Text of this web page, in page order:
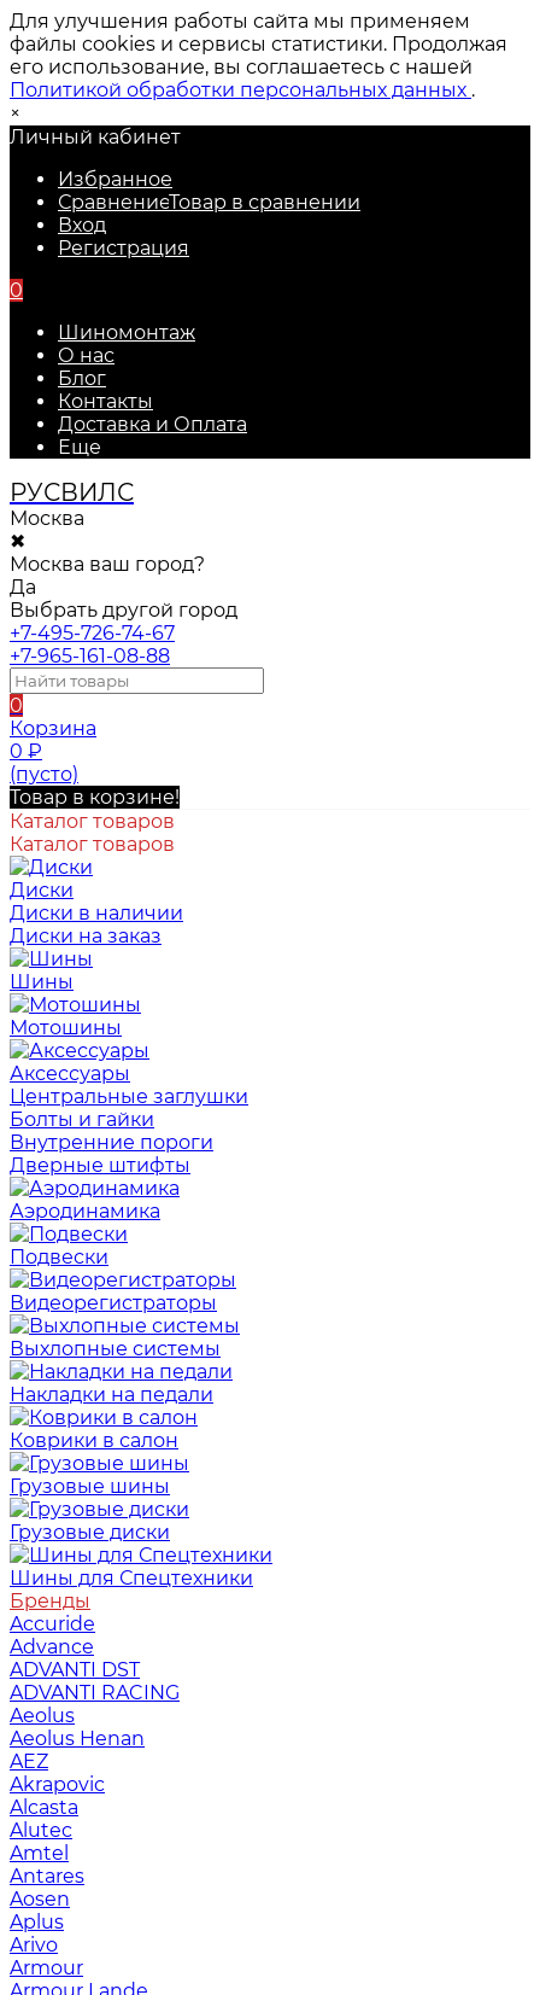
Для улучшения работы сайта мы применяем
файлы cookies и сервисы статистики. Продолжая
его использование, вы соглашаетесь с нашей
Политикой обработки персональных данных .
×
Личный кабинет
Избранное
СравнениеТовар в сравнении
Вход
Регистрация
0
Шиномонтаж
О нас
Блог
Контакты
Доставка и Оплата
Еще
РУСВИЛС
Москва
✖
Москва ваш город?
Да
Выбрать другой город
+7-495-726-74-67
+7-965-161-08-88
0
Корзина
0 ₽
(пусто)
Товар в корзине!
Каталог товаров
Каталог товаров
Диски
Диски в наличии
Диски на заказ
Шины
Мотошины
Аксессуары
Центральные заглушки
Болты и гайки
Внутренние пороги
Дверные штифты
Аэродинамика
Подвески
Видеорегистраторы
Выхлопные системы
Накладки на педали
Коврики в салон
Грузовые шины
Грузовые диски
Шины для Спецтехники
Бренды
Accuride
Advance
ADVANTI DST
ADVANTI RACING
Aeolus
Aeolus Henan
AEZ
Akrapovic
Alcasta
Alutec
Amtel
Antares
Aosen
Aplus
Arivo
Armour